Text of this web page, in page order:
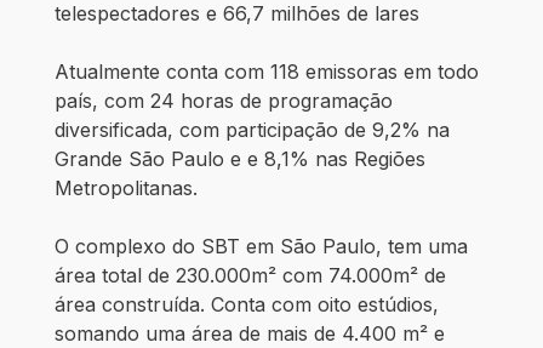
telespectadores e 66,7 milhões de lares
Atualmente conta com 118 emissoras em todo
país, com 24 horas de programação
diversificada, com participação de 9,2% na
Grande São Paulo e e 8,1% nas Regiões
Metropolitanas.
O complexo do SBT em São Paulo, tem uma
área total de 230.000m² com 74.000m² de
área construída. Conta com oito estúdios,
somando uma área de mais de 4.400 m² e